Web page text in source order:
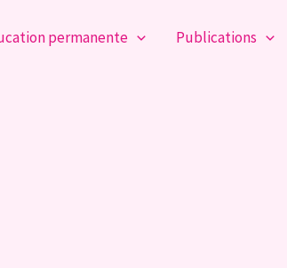
permanente Publications